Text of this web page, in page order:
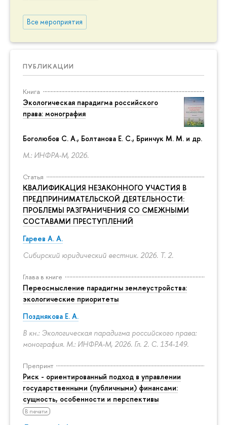
Все мероприятия
ПУБЛИКАЦИИ
Книга
Экологическая парадигма российского
права: монография
Боголюбов С. А., Болтанова Е. С., Бринчук М. М. и др.
М.: ИНФРА-М, 2026.
Статья
КВАЛИФИКАЦИЯ НЕЗАКОННОГО УЧАСТИЯ В
ПРЕДПРИНИМАТЕЛЬСКОЙ ДЕЯТЕЛЬНОСТИ:
ПРОБЛЕМЫ РАЗГРАНИЧЕНИЯ СО СМЕЖНЫМИ
СОСТАВАМИ ПРЕСТУПЛЕНИЙ
Гареев А. А.
Сибирский юридический вестник. 2026. Т. 2.
Глава в книге
Переосмысление парадигмы землеустройства:
экологические приоритеты
Позднякова Е. А.
В кн.: Экологическая парадигма российского права:
монография. М.: ИНФРА-М, 2026. Гл. 2. С. 134-149.
Препринт
Риск - ориентированный подход в управлении
государственными (публичными) финансами:
сущность, особенности и перспективы
В печати